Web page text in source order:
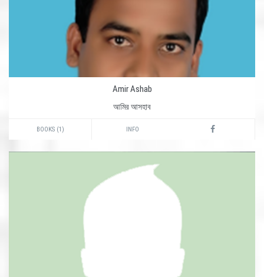
Amir Ashab
আমির আসহাব
BOOKS (1) INFO